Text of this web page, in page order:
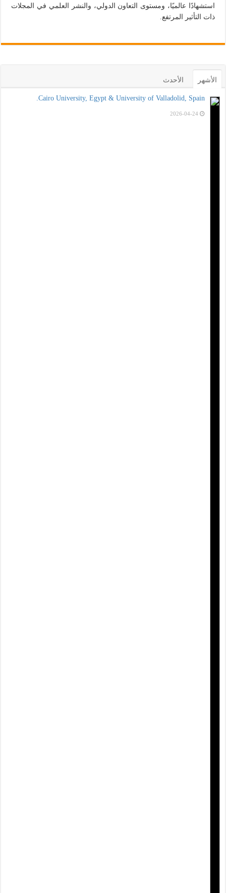
استشهادًا عالميًا، ومستوى التعاون الدولي، والنشر العلمي في المجلات
ذات التأثير المرتفع.
الأشهر الأحدث
Cairo University, Egypt & University of Valladolid, Spain.
2026-04-24